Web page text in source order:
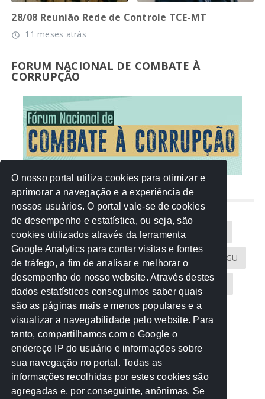
28/08 Reunião Rede de Controle TCE-MT
access_time 11 meses atrás
FORUM NACIONAL DE COMBATE À
CORRUPÇÃO
NUVEM DE TAGS
Acontece na Rede AGU AMM
Atricon Audicom CAU-MT CGU
CREA-MT Eventos MPC-MT MPE-MT
MPF Notícias PF PGE-MT PGR
Receita Federal Sem categoria
TCE-MT TCU TRE
O nosso portal utiliza cookies para otimizar e
aprimorar a navegação e a experiência de
nossos usuários. O portal vale-se de cookies
de desempenho e estatística, ou seja, são
cookies utilizados através da ferramenta
Google Analytics para contar visitas e fontes
de tráfego, a fim de analisar e melhorar o
desempenho do nosso website. Através destes
dados estatísticos conseguimos saber quais
são as páginas mais e menos populares e a
visualizar a navegabilidade pelo website. Para
tanto, compartilhamos com o Google o
endereço IP do usuário e informações sobre
sua navegação no portal. Todas as
informações recolhidas por estes cookies são
agregadas e, por conseguinte, anônimas. Se